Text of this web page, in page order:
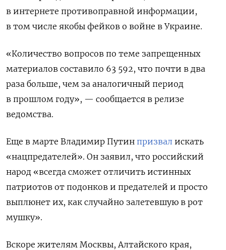
в интернете противоправной информации,
в том числе якобы фейков о войне в Украине.
«Количество вопросов по теме запрещенных
материалов составило 63 592, что почти в два
раза больше, чем за аналогичный период
в прошлом году», — сообщается в релизе
ведомства.
Еще в марте Владимир Путин призвал искать
«нацпредателей». Он заявил, что российский
народ «всегда сможет отличить истинных
патриотов от подонков и предателей и просто
выплюнет их, как случайно залетевшую в рот
мушку».
Вскоре жителям Москвы, Алтайского края,